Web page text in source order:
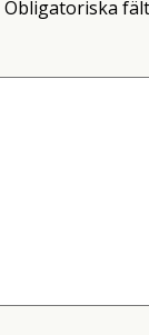
Obligatoriska